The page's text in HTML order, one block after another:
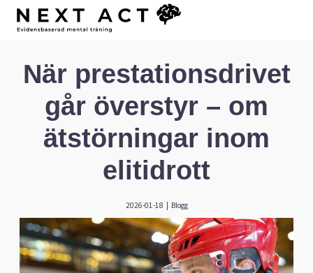
När prestationsdrivet
går överstyr – om
ätstörningar inom
elitidrott
2026-01-18 Blogg